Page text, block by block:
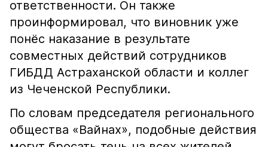
ответственности. Он также
проинформировал, что виновник уже
понёс наказание в результате
совместных действий сотрудников
ГИБДД Астраханской области и коллег
из Чеченской Республики.
По словам председателя регионального
общества «Вайнах», подобные действия